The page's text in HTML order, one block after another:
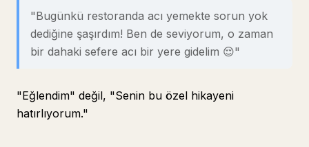
"Bugünkü restoranda acı yemekte sorun yok
dediğine şaşırdım! Ben de seviyorum, o zaman
bir dahaki sefere acı bir yere gidelim 😌"
"Eğlendim" değil, "Senin bu özel hikayeni
hatırlıyorum."